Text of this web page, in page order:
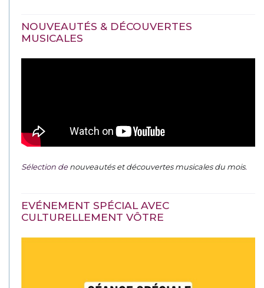
NOUVEAUTÉS & DÉCOUVERTES
MUSICALES
Sélection denouveautés et découvertes musicales du mois.
EVÉNEMENT SPÉCIAL AVEC
CULTURELLEMENT VÔTRE